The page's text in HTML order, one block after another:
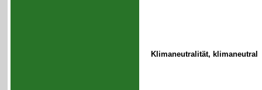
Klimaneutralität, klimaneutral